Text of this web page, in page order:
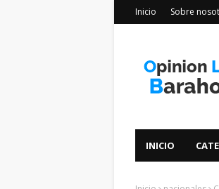
Inicio Sobre
INICIO